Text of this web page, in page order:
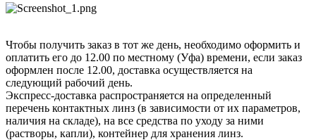
Чтобы получить заказ в тот же день, необходимо оформить и
оплатить его до 12.00 по местному (Уфа) времени, если заказ
оформлен после 12.00, доставка осуществляется на
следующий рабочий день.
Экспресс-доставка распространяется на определенный
перечень контактных линз (в зависимости от их параметров,
наличия на складе), на все средства по уходу за ними
(растворы, капли), контейнер для хранения линз.